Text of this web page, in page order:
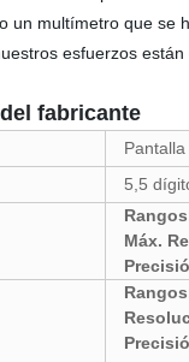
un multímetro que se
esfuerzos
fabricante
5,5
Máx.